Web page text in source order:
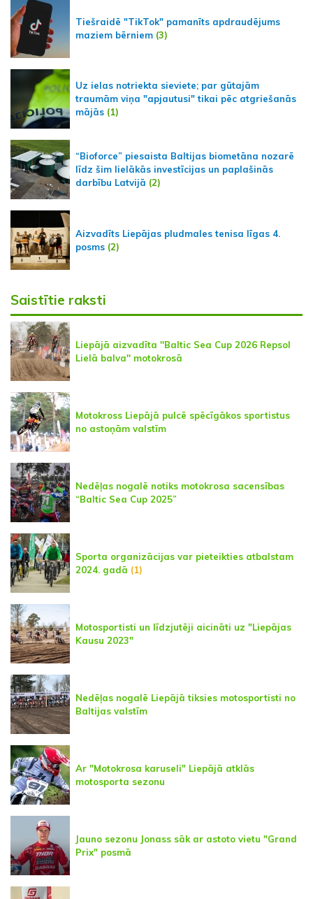
Tiešraidē "TikTok" pamanīts apdraudējums
maziem bērniem (3)
Uz ielas notriekta sieviete; par gūtajām
traumām viņa "apjautusi" tikai pēc atgriešanās
mājās (1)
“Bioforce” piesaista Baltijas biometāna nozarē
līdz šim lielākās investīcijas un paplašinās
darbību Latvijā (2)
Aizvadīts Liepājas pludmales tenisa līgas 4.
posms (2)
Saistītie raksti
Liepājā aizvadīta ''Baltic Sea Cup 2026 Repsol
Lielā balva'' motokrosā
Motokross Liepājā pulcē spēcīgākos sportistus
no astoņām valstīm
Nedēļas nogalē notiks motokrosa sacensības
“Baltic Sea Cup 2025”
Sporta organizācijas var pieteikties atbalstam
2024. gadā (1)
Motosportisti un līdzjutēji aicināti uz "Liepājas
Kausu 2023"
Nedēļas nogalē Liepājā tiksies motosportisti no
Baltijas valstīm
Ar "Motokrosa karuseli" Liepājā atklās
motosporta sezonu
Jauno sezonu Jonass sāk ar astoto vietu "Grand
Prix" posmā